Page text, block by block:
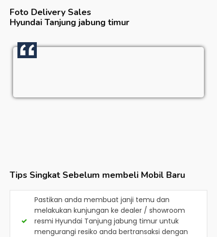
Foto Delivery Sales
Hyundai Tanjung jabung timur
Tips Singkat Sebelum membeli Mobil Baru
Pastikan anda membuat janji temu dan
melakukan kunjungan ke dealer / showroom
resmi Hyundai Tanjung jabung timur untuk
mengurangi resiko anda bertransaksi dengan